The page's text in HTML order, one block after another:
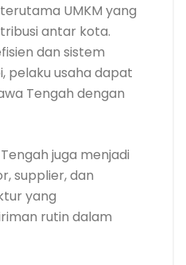
UMKM yang
antar kota.
dan sistem
pelaku usaha dapat
Tengah dengan
juga menjadi
supplier, dan
yang
rutin dalam